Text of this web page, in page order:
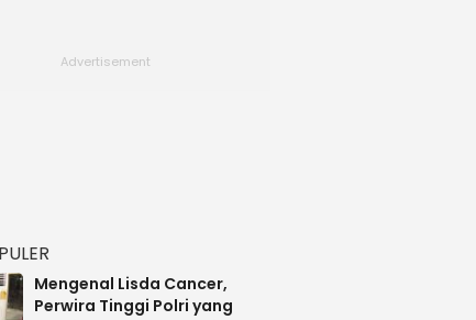
Mengenal Lisda Cancer,
Perwira Tinggi Polri yang